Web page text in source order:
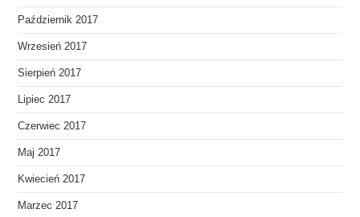
Październik 2017
Wrzesień 2017
Sierpień 2017
Lipiec 2017
Czerwiec 2017
Maj 2017
Kwiecień 2017
Marzec 2017